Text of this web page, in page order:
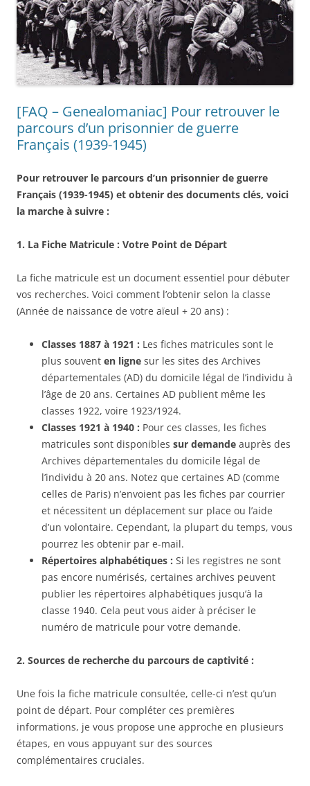
[FAQ – Genealomaniac] Pour retrouver le
parcours d’un prisonnier de guerre
Français (1939-1945)
Pour retrouver le parcours d’un prisonnier de guerre
Français (1939-1945) et obtenir des documents clés, voici
la marche à suivre :
1. La Fiche Matricule : Votre Point de Départ
La fiche matricule est un document essentiel pour débuter
vos recherches. Voici comment l’obtenir selon la classe
(Année de naissance de votre aïeul + 20 ans) :
Classes 1887 à 1921 : Les fiches matricules sont le
plus souvent en ligne sur les sites des Archives
départementales (AD) du domicile légal de l’individu à
l’âge de 20 ans. Certaines AD publient même les
classes 1922, voire 1923/1924.
Classes 1921 à 1940 : Pour ces classes, les fiches
matricules sont disponibles sur demande auprès des
Archives départementales du domicile légal de
l’individu à 20 ans. Notez que certaines AD (comme
celles de Paris) n’envoient pas les fiches par courrier
et nécessitent un déplacement sur place ou l’aide
d’un volontaire. Cependant, la plupart du temps, vous
pourrez les obtenir par e-mail.
Répertoires alphabétiques : Si les registres ne sont
pas encore numérisés, certaines archives peuvent
publier les répertoires alphabétiques jusqu’à la
classe 1940. Cela peut vous aider à préciser le
numéro de matricule pour votre demande.
2. Sources de recherche du parcours de captivité :
Une fois la fiche matricule consultée, celle-ci n’est qu’un
point de départ. Pour compléter ces premières
informations, je vous propose une approche en plusieurs
étapes, en vous appuyant sur des sources
complémentaires cruciales.